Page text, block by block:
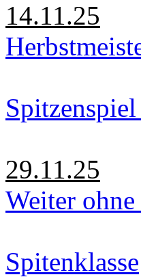
14.11.25
29.11.25
Weiter
Spitenklasse